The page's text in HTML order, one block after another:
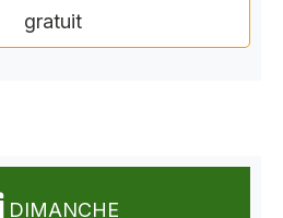
gratuit
DIMANCHE